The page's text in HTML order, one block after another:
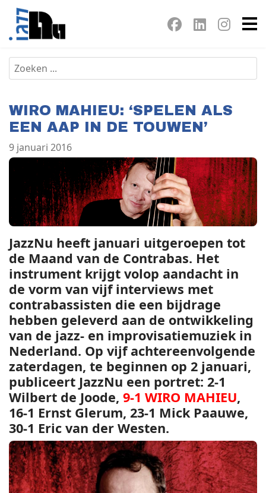
WIRO MAHIEU: ‘SPELEN ALS
EEN AAP IN DE TOUWEN’
9 januari 2016
JazzNu heeft januari uitgeroepen tot
de Maand van de Contrabas. Het
instrument krijgt volop aandacht in
de vorm van vijf interviews met
contrabassisten die een bijdrage
hebben geleverd aan de ontwikkeling
van de jazz- en improvisatiemuziek in
Nederland. Op vijf achtereenvolgende
zaterdagen, te beginnen op 2 januari,
publiceert JazzNu een portret: 2-1
Wilbert de Joode, 9-1 WIRO MAHIEU,
16-1 Ernst Glerum, 23-1 Mick Paauwe,
30-1 Eric van der Westen.